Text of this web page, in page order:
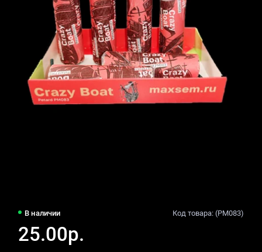
В наличии Код товара: (PM083)
25.00р.